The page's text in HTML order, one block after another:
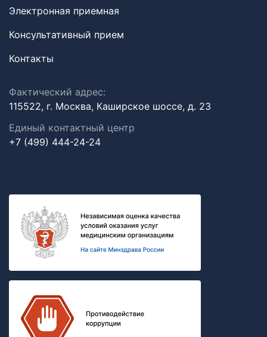
Электронная приемная
Консультативный прием
Контакты
Фактический адрес:
115522, г. Москва, Каширское шоссе, д. 23
Единый контактный центр
+7 (499) 444-24-24